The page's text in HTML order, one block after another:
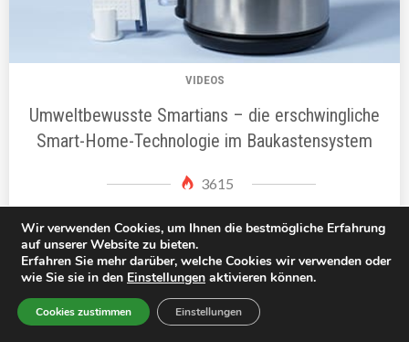
VIDEOS
Umweltbewusste Smartians – die erschwingliche
Smart-Home-Technologie im Baukastensystem
3615
Wir verwenden Cookies, um Ihnen die bestmögliche Erfahrung
auf unserer Website zu bieten.
Erfahren Sie mehr darüber, welche Cookies wir verwenden oder
wie Sie sie in den Einstellungen aktivieren können.
Cookies zustimmen Einstellungen